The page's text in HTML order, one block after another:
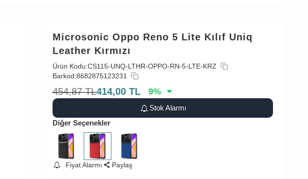
Microsonic Oppo Reno 5 Lite Kılıf Uniq
Leather Kırmızı
Ürün Kodu:CS115-UNQ-LTHR-OPPO-RN-5-LTE-KRZ
Barkod:8682875123231
454,87 TL414,00 TL 9%
Stok Alarmı
Diğer Seçenekler
Fiyat Alarmı Paylaş